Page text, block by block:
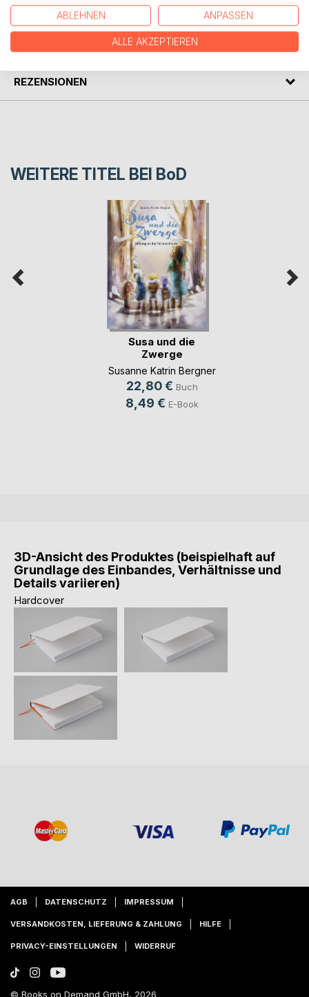
AUTOR/IN
REZENSIONEN
WEITERE TITEL BEI BoD
Susa und die
Zwerge
Susanne Katrin Bergner
22,80 € Buch
8,49 € E-Book
3D-Ansicht des Produktes (beispielhaft auf
Grundlage des Einbandes, Verhältnisse und
Details variieren)
Hardcover
AGB DATENSCHUTZ IMPRESSUM
VERSANDKOSTEN, LIEFERUNG & ZAHLUNG HILFE
PRIVACY-EINSTELLUNGEN WIDERRUF
© Books on Demand GmbH, 2026
ABLEHNEN ANPASSEN
ALLE AKZEPTIEREN